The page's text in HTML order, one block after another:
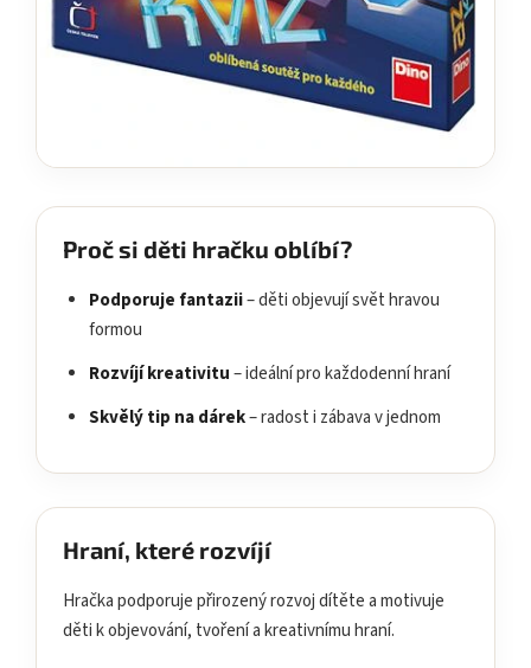
Proč si děti hračku oblíbí?
Podporuje fantazii– děti objevují svět hravou
formou
Rozvíjí kreativitu– ideální pro každodenní hraní
Skvělý tip na dárek– radost i zábava v jednom
Hraní, které rozvíjí
Hračka podporuje přirozený rozvoj dítěte a motivuje
děti k objevování, tvoření a kreativnímu hraní.